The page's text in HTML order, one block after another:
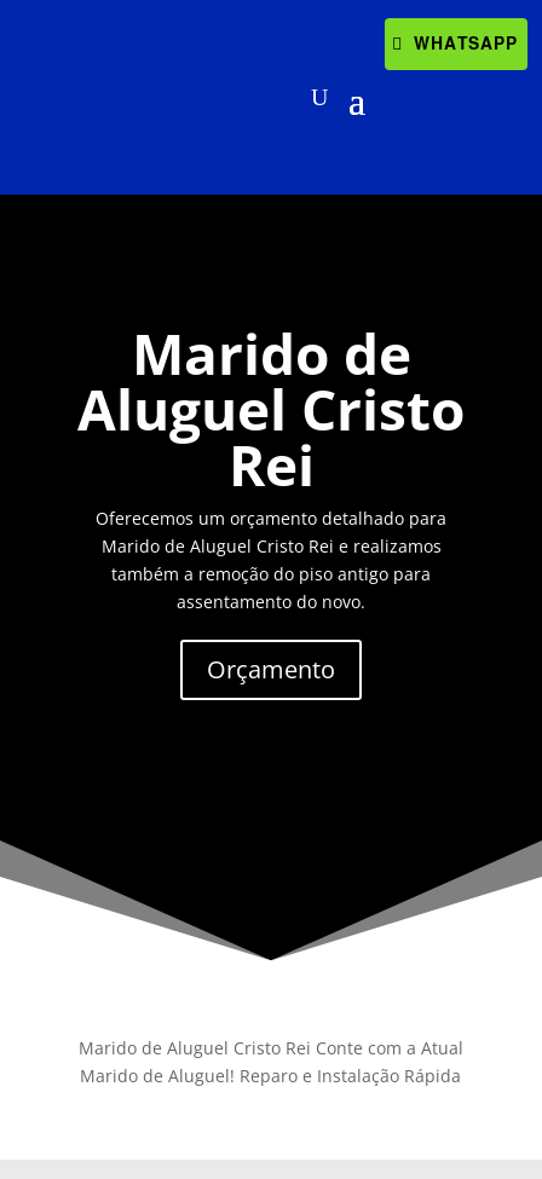
WHATSAPP
Marido de
Aluguel Cristo
Rei
Oferecemos um orçamento detalhado para
Marido de Aluguel Cristo Rei e realizamos
também a remoção do piso antigo para
assentamento do novo.
Orçamento
Marido de Aluguel Cristo Rei Conte com a Atual
Marido de Aluguel! Reparo e Instalação Rápida